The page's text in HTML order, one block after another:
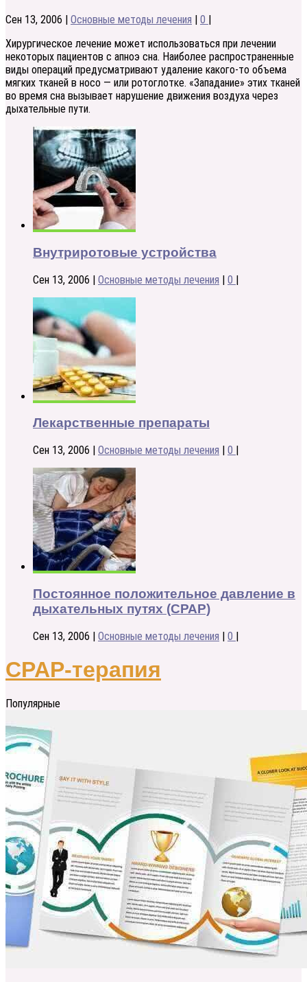
Сен 13, 2006 Основные методы лечения 0
Хирургическое лечение может использоваться при лечении
некоторых пациентов с апноэ сна. Наиболее распространенные
виды операций предусматривают удаление какого-то объема
мягких тканей в носо — или ротоглотке. «Западание» этих тканей
во время сна вызывает нарушение движения воздуха через
дыхательные пути.
Внутриротовые устройства
Сен 13, 2006 | Основные методы лечения | 0 |
Лекарственные препараты
Сен 13, 2006 Основные методы лечения 0
Постоянное положительное давление в
дыхательных путях (СРАР)
Сен 13, 2006 | Основные методы лечения | 0 |
CPAP-терапия
Популярные